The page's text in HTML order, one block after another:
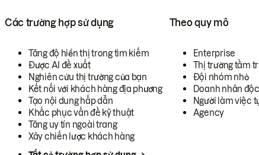
Các trường hợp sử dụng
Tăng độ hiển thị trong tìm kiếm
Được AI đề xuất
Nghiên cứu thị trường của bạn
Kết nối với khách hàng địa phương
Tạo nội dung hấp dẫn
Khắc phục vấn đề kỹ thuật
Tăng uy tín ngoài trang
Xây chiến lược khách hàng
Theo quy mô
Enterprise
Thị trường tầm
Đội nhóm nhỏ
Doanh nhân
Người làm việc
Agency